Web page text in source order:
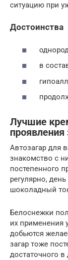
ситуацию при
Достоинства
в
Лучшие
проявления
Автозагар для
знакомство с
постепенного
регулярно,
шоколадный
Белоснежки
их применения
добьются
загар тоже
достаточного